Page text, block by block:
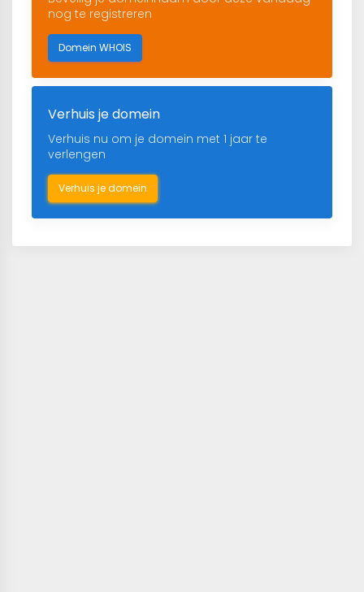
nog te registreren
Domein WHOIS
Verhuis je domein
Verhuis nu om je domein met 1 jaar te
verlengen
Verhuis je domein